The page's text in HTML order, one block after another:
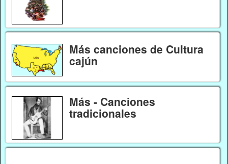
Más canciones de Cultura
cajún
Más - Canciones
tradicionales